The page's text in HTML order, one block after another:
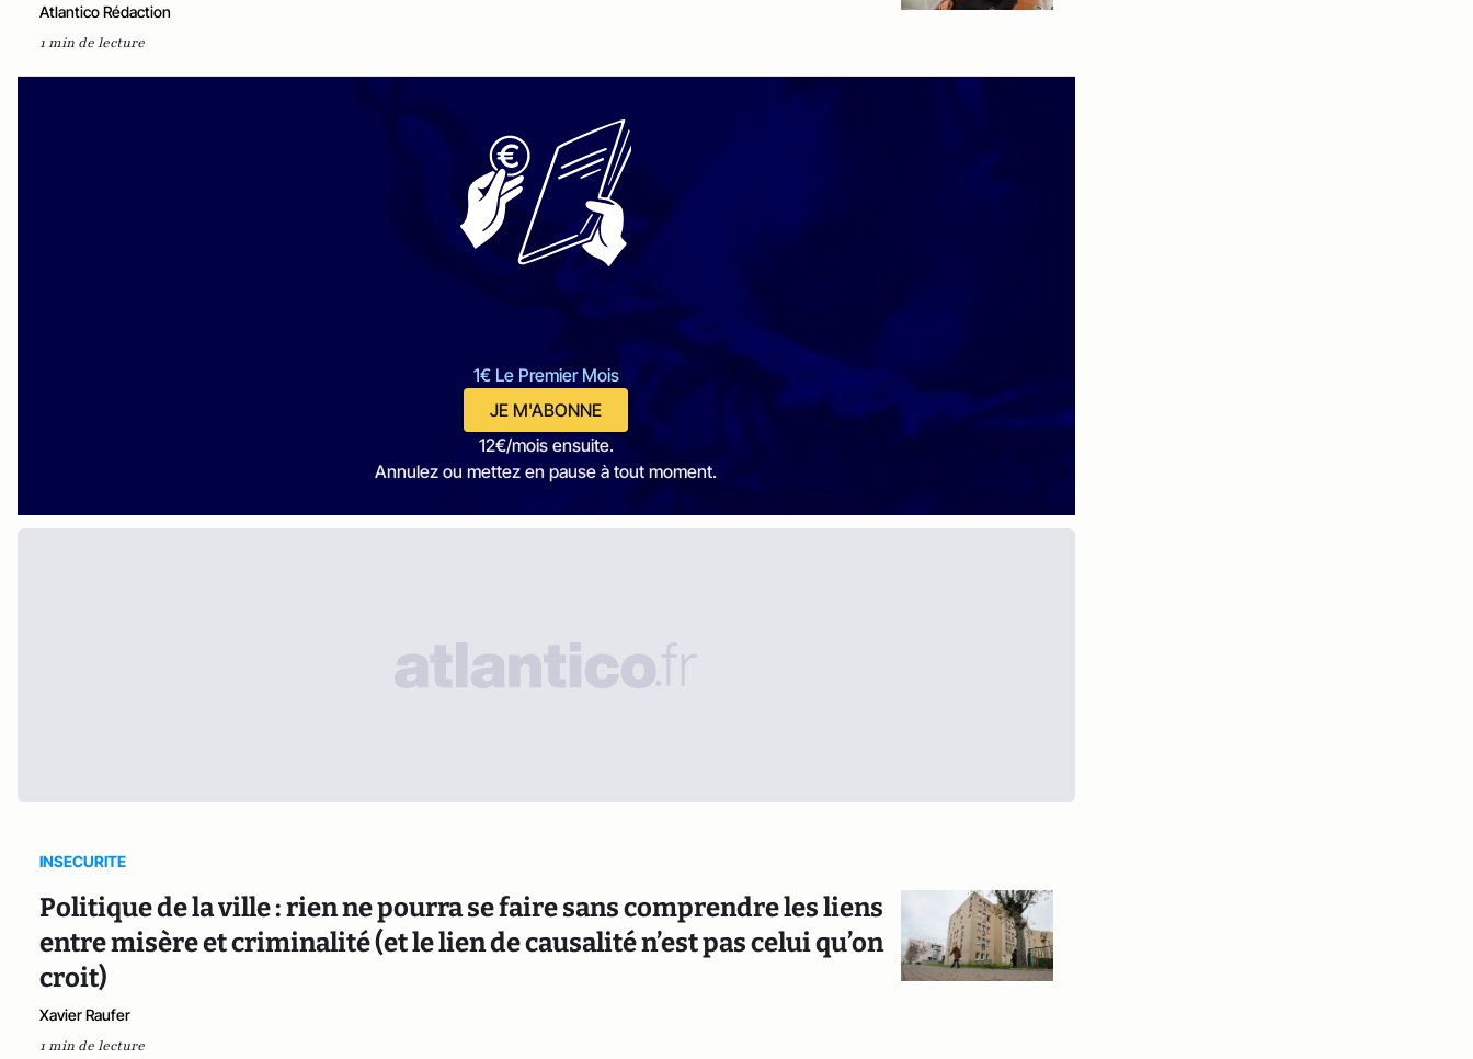
Atlantico Rédaction
1 min de lecture
1€ Le Premier Mois
JE M'ABONNE
12€/mois ensuite.
Annulez ou mettez en pause à tout moment.
INSECURITE
Politique de la ville : rien ne pourra se faire sans comprendre les liens
entre misère et criminalité (et le lien de causalité n’est pas celui qu’on
croit)
Xavier Raufer
1 min de lecture